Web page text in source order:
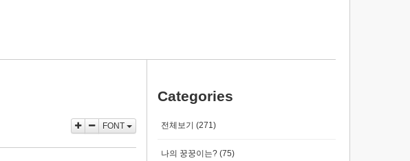
FONT
Categories
전체보기 (271)
나의 꿍꿍이는? (75)